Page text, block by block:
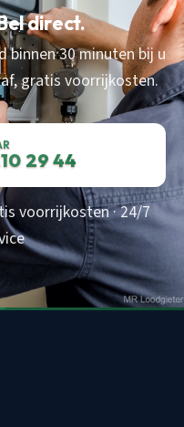
direct.
binnen 30 minuten bij u
gratis voorrijkosten.
29 44
voorrijkosten · 24/7